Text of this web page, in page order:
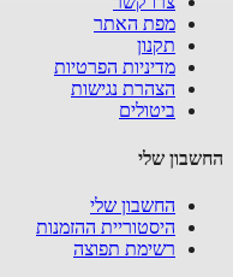
מפת האתר
תקנון
מדיניות הפרטיות
הצהרת נגישות
ביטולים
שלי
החשבון שלי
היסטוריית ההזמנות
רשימת תפוצה